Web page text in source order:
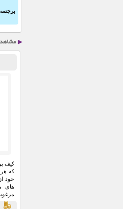
که
خود
های